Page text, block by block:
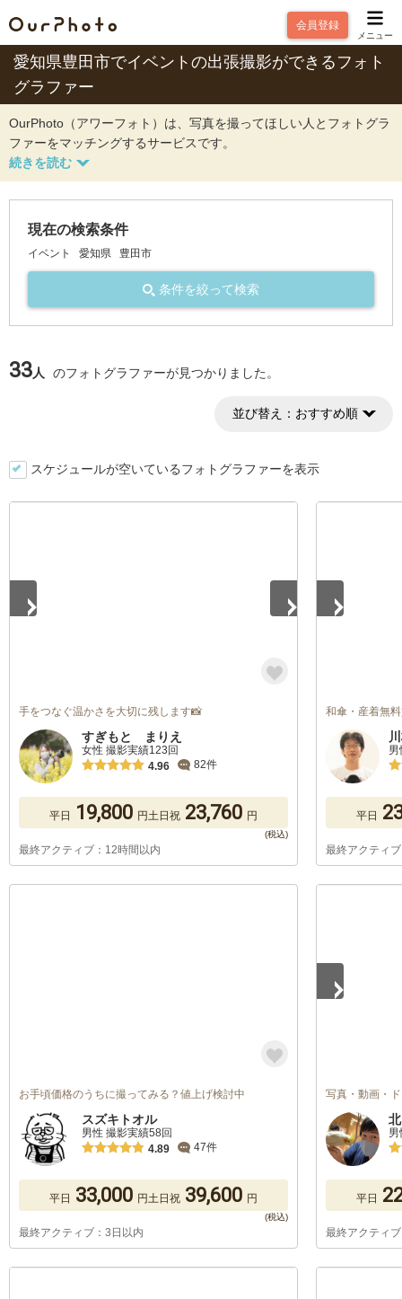
会員登録
メニュー
愛知県豊田市でイベントの出張撮影ができるフォト
グラファー
OurPhoto（アワーフォト）は、写真を撮ってほしい人とフォトグラ
ファーをマッチングするサービスです。
現在の検索条件
イベント 愛知県 豊田市
条件を絞って検索
33人 のフォトグラファーが見つかりました。
並び替え： おすすめ順
スケジュールが空いているフォトグラファーを表示
手をつなぐ温かさを大切に残します📸
すぎもと まりえ
女性 撮影実績123回
4.96
82件
平日 19,800 円土日祝 23,760 円
最終アクティブ：12時間以内
和傘・産着無
平日
最終アクティ
お手頃価格のうちに撮ってみる？値上げ検討中
スズキトオル
男性 撮影実績58回
4.89
47件
平日 33,000 円土日祝 39,600 円
最終アクティブ：3日以内
写真・動画・
平日
最終アクティ